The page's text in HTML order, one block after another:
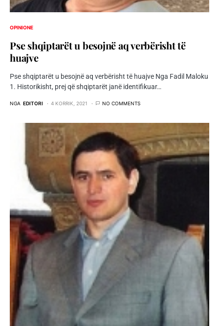
OPINIONE
Pse shqiptarët u besojnë aq verbërisht të
huajve
Pse shqiptarët u besojnë aq verbërisht të huajve Nga Fadil Maloku
1. Historikisht, prej që shqiptarët janë identifikuar…
NGA EDITORI 4 KORRIK, 2021 NO COMMENTS